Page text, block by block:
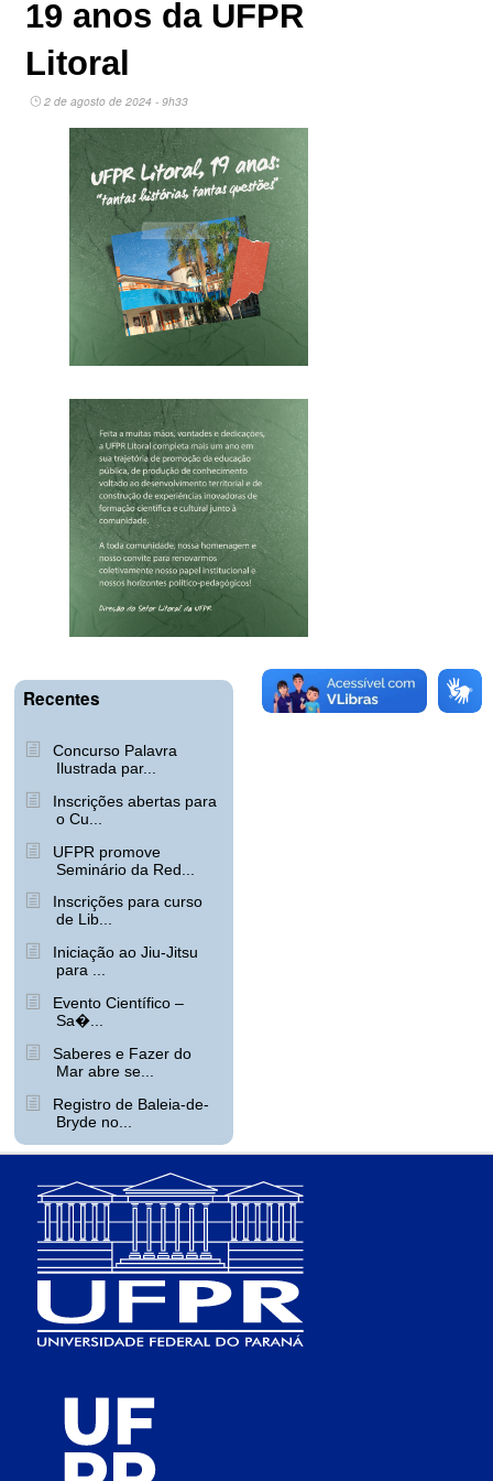
19 anos da UFPR
Litoral
2 de agosto de 2024 - 9h33
Recentes
Concurso Palavra
Ilustrada par...
Inscrições abertas para
o Cu...
UFPR promove
Seminário da Red...
Inscrições para curso
de Lib...
Iniciação ao Jiu-Jitsu
para ...
Evento Científico –
Sa�...
Saberes e Fazer do
Mar abre se...
Registro de Baleia-de-
Bryde no...